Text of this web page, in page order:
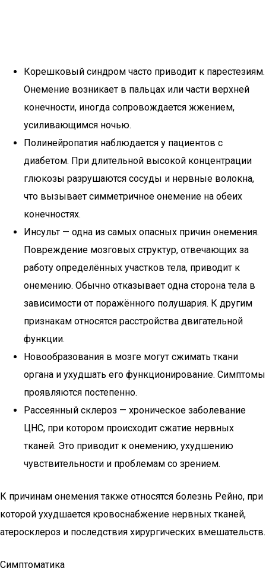
Корешковый синдром часто приводит к парестезиям.
Онемение возникает в пальцах или части верхней
конечности, иногда сопровождается жжением,
усиливающимся ночью.
Полинейропатия наблюдается у пациентов с
диабетом. При длительной высокой концентрации
глюкозы разрушаются сосуды и нервные волокна,
что вызывает симметричное онемение на обеих
конечностях.
Инсульт — одна из самых опасных причин онемения.
Повреждение мозговых структур, отвечающих за
работу определённых участков тела, приводит к
онемению. Обычно отказывает одна сторона тела в
зависимости от поражённого полушария. К другим
признакам относятся расстройства двигательной
функции.
Новообразования в мозге могут сжимать ткани
органа и ухудшать его функционирование. Симптомы
проявляются постепенно.
Рассеянный склероз — хроническое заболевание
ЦНС, при котором происходит сжатие нервных
тканей. Это приводит к онемению, ухудшению
чувствительности и проблемам со зрением.
К причинам онемения также относятся болезнь Рейно, при
которой ухудшается кровоснабжение нервных тканей,
атеросклероз и последствия хирургических вмешательств.
Симптоматика